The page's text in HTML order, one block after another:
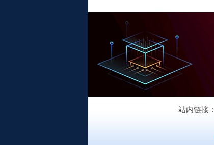
站内链接：